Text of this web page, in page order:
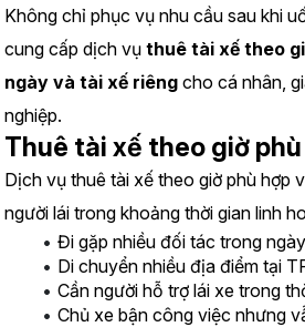
Không chỉ phục vụ nhu cầu sau khi
cung cấp dịch vụ thuê tài xế theo
ngày và tài xế riêng cho cá nhân,
nghiệp.
Thuê tài xế theo giờ
Dịch vụ thuê tài xế theo giờ phù hợp
người lái trong khoảng thời gian linh
Đi gặp nhiều đối tác trong
Di chuyển nhiều địa điểm tại
Cần người hỗ trợ lái xe trong
Chủ xe bận công việc nhưng